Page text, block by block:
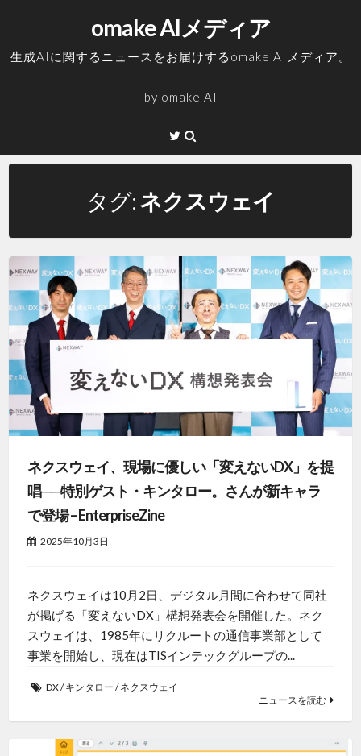
ッ
omake AIメディア
生成AIに関するニュースをお届けするomake AIメディア。
by omake AI
Twitter
タグ:ネクスウェイ
ネクスウェイ、現場に優しい「変えないDX」を提
唱──特別ゲスト・キンタロー。さんが新キャラ
で登場 – EnterpriseZine
2025年10月3日
ネクスウェイは10月2日、デジタル月間に合わせて同社
が掲げる「変えないDX」構想発表会を開催した。ネク
スウェイは、1985年にリクルートの通信事業部として
事業を開始し、現在はTISインテックグループの...
DX/キンタロー /ネクスウェイ
ニュースを読む